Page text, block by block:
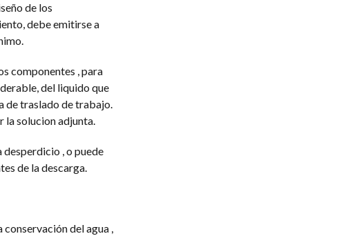
de los
debe emitirse a
componentes , para
del liquido que
de traslado de trabajo.
la solucion adjunta.
, o puede
de la descarga.
del agua ,